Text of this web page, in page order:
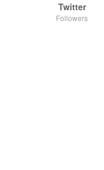
Twitter
Followers